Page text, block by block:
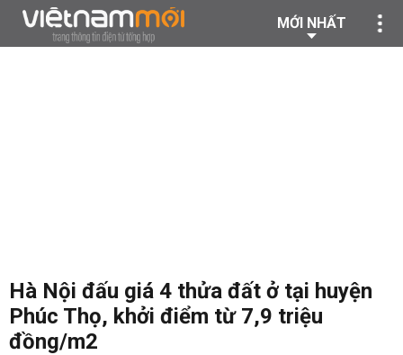
MỚI NHẤT
Hà Nội đấu giá 4 thửa đất ở tại huyện
Phúc Thọ, khởi điểm từ 7,9 triệu
đồng/m2